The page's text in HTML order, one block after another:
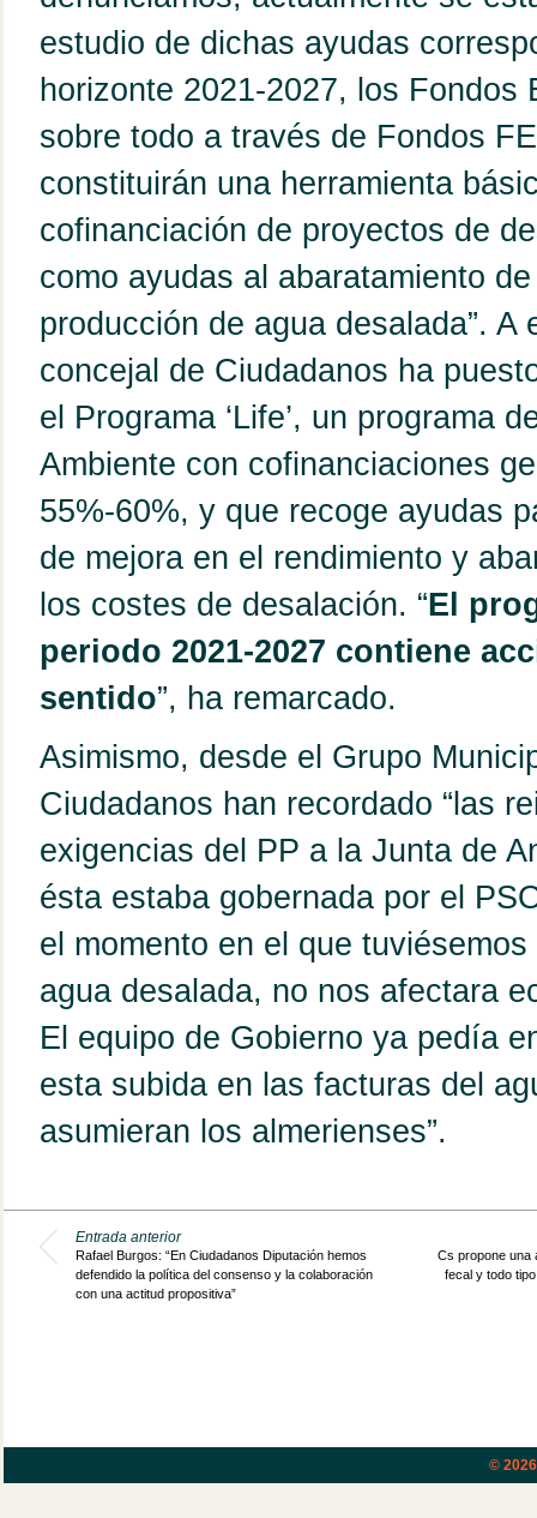
estudio de dichas ayudas
horizonte 2021-2027, los Fondos
sobre todo a través de Fondos
constituirán una herramienta
cofinanciación de proyectos de
como ayudas al abaratamiento
producción de agua desalada”. A
concejal de Ciudadanos ha
el Programa ‘Life’, un programa
Ambiente con cofinanciaciones
55%-60%, y que recoge ayudas
de mejora en el rendimiento y
los costes de desalación. “El
periodo 2021-2027 contiene
sentido”, ha remarcado.
Asimismo, desde el Grupo
Ciudadanos han recordado “las
exigencias del PP a la Junta de
ésta estaba gobernada por el
el momento en el que
agua desalada, no nos afectara
El equipo de Gobierno ya pedía
esta subida en las facturas del
asumieran los almerienses”.
Entrada anterior
Rafael Burgos: “En Ciudadanos Diputación hemos
defendido la política del consenso y la colaboración
con una actitud propositiva”
Cs propone una
fecal y todo
©